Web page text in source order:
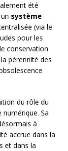
été
système
(via le
pour les
conservation
pérennité des
du rôle du
numérique. Sa
à
accrue dans la
et dans la